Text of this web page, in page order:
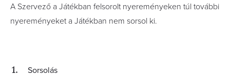
A Szervező a Játékban felsorolt nyereményeken túl további
nyereményeket a Játékban nem sorsol ki.
Sorsolás